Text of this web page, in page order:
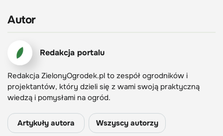
Autor
Redakcja portalu
Redakcja ZielonyOgrodek.pl to zespół ogrodników i
projektantów, który dzieli się z wami swoją praktyczną
wiedzą i pomysłami na ogród.
Artykuły autora Wszyscy autorzy